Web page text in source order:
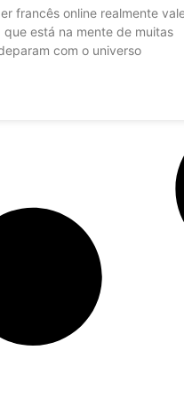
francês online realmente
está na mente de muitas
com o universo